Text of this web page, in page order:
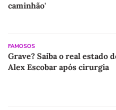
caminhão'
FAMOSOS
Grave? Saiba o real estado
Alex Escobar após cirurgia